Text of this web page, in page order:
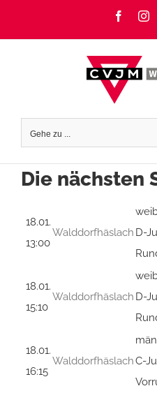
Gehe zu ...
Die nächsten
18.01.
13:00
Walddorfhäslach D-
18.01.
15:10
Walddorfhäslach D-
18.01.
16:15
WalddorfhäslachC-